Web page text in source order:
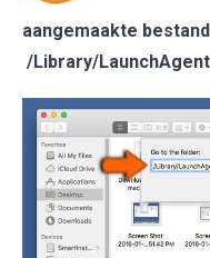
aangemaakte
/Library/